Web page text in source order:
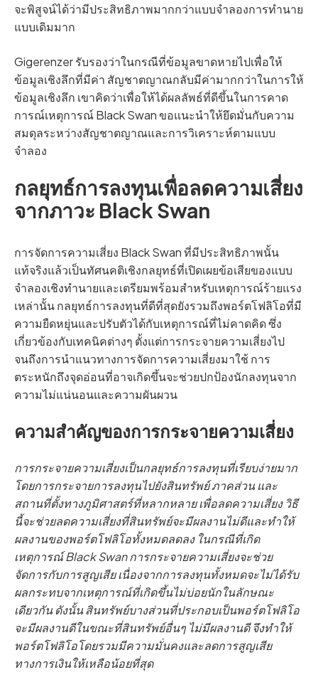
จะพิสูจน์ได้ว่ามีประสิทธิภาพมากกว่าแบบจำลองการทำนาย
แบบเดิมมาก
Gigerenzer รับรองว่าในกรณีที่ข้อมูลขาดหายไปเพื่อให้
ข้อมูลเชิงลึกที่มีค่า สัญชาตญาณกลับมีค่ามากกว่าในการให้
ข้อมูลเชิงลึก เขาคิดว่าเพื่อให้ได้ผลลัพธ์ที่ดีขึ้นในการคาด
การณ์เหตุการณ์ Black Swan ขอแนะนำให้ยึดมั่นกับความ
สมดุลระหว่างสัญชาตญาณและการวิเคราะห์ตามแบบ
จำลอง
กลยุทธ์การลงทุนเพื่อลดความเสี่ยง
จากภาวะ Black Swan
การจัดการความเสี่ยง Black Swan ที่มีประสิทธิภาพนั้น
แท้จริงแล้วเป็นทัศนคติเชิงกลยุทธ์ที่เปิดเผยข้อเสียของแบบ
จำลองเชิงทำนายและเตรียมพร้อมสำหรับเหตุการณ์ร้ายแรง
เหล่านั้น กลยุทธ์การลงทุนที่ดีที่สุดยังรวมถึงพอร์ตโฟลิโอที่มี
ความยืดหยุ่นและปรับตัวได้กับเหตุการณ์ที่ไม่คาดคิด ซึ่ง
เกี่ยวข้องกับเทคนิคต่างๆ ตั้งแต่การกระจายความเสี่ยงไป
จนถึงการนำแนวทางการจัดการความเสี่ยงมาใช้ การ
ตระหนักถึงจุดอ่อนที่อาจเกิดขึ้นจะช่วยปกป้องนักลงทุนจาก
ความไม่แน่นอนและความผันผวน
ความสำคัญของการกระจายความเสี่ยง
การกระจายความเสี่ยงเป็นกลยุทธ์การลงทุนที่เรียบง่ายมาก
โดยการกระจายการลงทุนไปยังสินทรัพย์ ภาคส่วน และ
สถานที่ตั้งทางภูมิศาสตร์ที่หลากหลาย เพื่อลดความเสี่ยง วิธี
นี้จะช่วยลดความเสี่ยงที่สินทรัพย์จะมีผลงานไม่ดีและทำให้
ผลงานของพอร์ตโฟลิโอทั้งหมดลดลง ในกรณีที่เกิด
เหตุการณ์ Black Swan การกระจายความเสี่ยงจะช่วย
จัดการกับการสูญเสีย เนื่องจากการลงทุนทั้งหมดจะไม่ได้รับ
ผลกระทบจากเหตุการณ์ที่เกิดขึ้นไม่บ่อยนักในลักษณะ
เดียวกัน ดังนั้น สินทรัพย์บางส่วนที่ประกอบเป็นพอร์ตโฟลิโอ
จะมีผลงานดีในขณะที่สินทรัพย์อื่นๆ ไม่มีผลงานดี จึงทำให้
พอร์ตโฟลิโอโดยรวมมีความมั่นคงและลดการสูญเสีย
ทางการเงินให้เหลือน้อยที่สุด